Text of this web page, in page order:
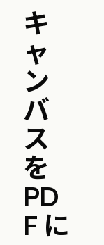
キ
ャ
ン
バ
ス
を
PD
F に